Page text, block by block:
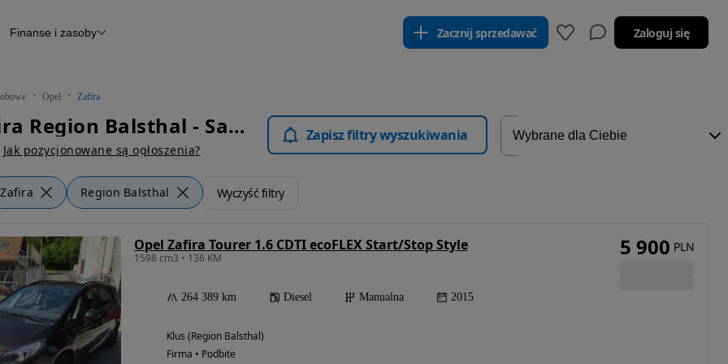
Raport z inspekcji
Otomoto News
Finanse i zasoby Zacznij sprzedawać Zaloguj się
Opel Zafira
Opel Zafira Region Balsthal - Samochody Osobowe
Jak pozycjonowane są ogłoszenia?
Zapisz filtry wyszukiwania
Zafira Region Balsthal Wyczyść filtry
Opel Zafira Tourer 1.6 CDTI ecoFLEX Start/Stop Style
1598 cm3 • 136 KM
264 389 km Diesel Manualna 2015
Klus (Region Balsthal)
Firma • Podbite
5 900 PLN